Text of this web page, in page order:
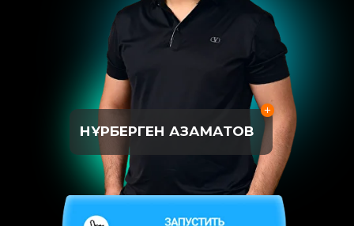
НҰРБЕРГЕН АЗАМАТОВ